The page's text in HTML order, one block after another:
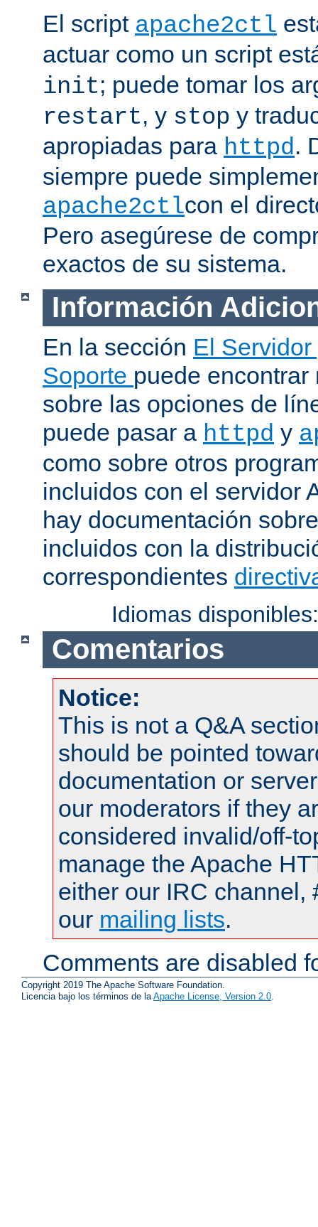
El script apache2ctl
actuar como un script
init; puede tomar los
restart, y stop y
apropiadas para httpd.
siempre puede
apache2ctlcon el
Pero asegúrese de
exactos de su sistema.
Información
En la sección El
Soporte puede
sobre las opciones de
puede pasar a httpd y
como sobre otros
incluidos con el servidor
hay documentación
incluidos con la
correspondientes
Idiomas
Comentarios
Notice:
This is not a Q&A
should be pointed
documentation or
our moderators if they
considered invalid/off-
manage the Apache
either our IRC channel,
our mailing lists.
Comments are disabled
Copyright 2019 The Apache Software Foundation.
Licencia bajo los términos de la Apache License, Version 2.0